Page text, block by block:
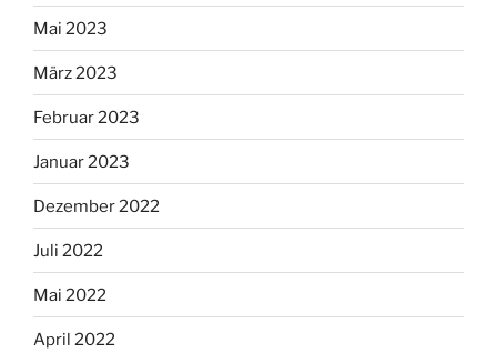
Mai 2023
März 2023
Februar 2023
Januar 2023
Dezember 2022
Juli 2022
Mai 2022
April 2022